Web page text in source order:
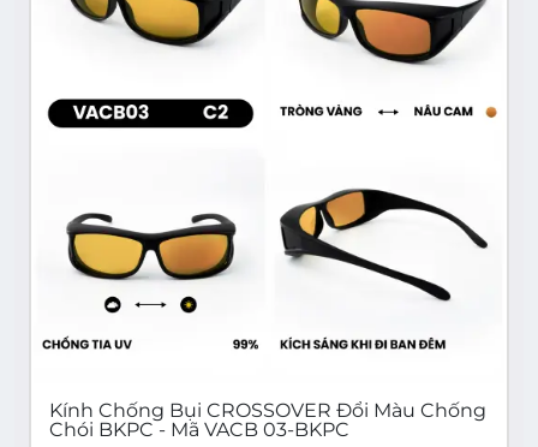
Kính Chống Bụi CROSSOVER Đổi Màu Chống
Chói BKPC - Mã VACB 03-BKPC